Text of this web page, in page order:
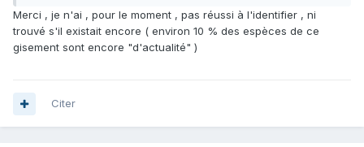
Merci , je n'ai , pour le moment , pas réussi à l'identifier , ni
trouvé s'il existait encore ( environ 10 % des espèces de ce
gisement sont encore "d'actualité" )
Citer